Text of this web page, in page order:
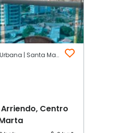
Centro Historico | Area Urbana | Santa Marta
Centro